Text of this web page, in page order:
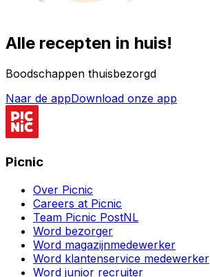
Alle recepten in huis!
Boodschappen thuisbezorgd
Naar de appDownload onze app
Picnic
Over Picnic
Careers at Picnic
Team Picnic PostNL
Word bezorger
Word magazijnmedewerker
Word klantenservice medewerker
Word junior recruiter